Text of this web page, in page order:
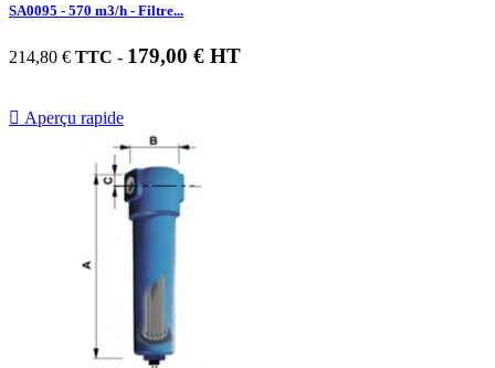
SA0095 - 570 m3/h - Filtre...
214,80 € TTC - 179,00 € HT
 Aperçu rapide